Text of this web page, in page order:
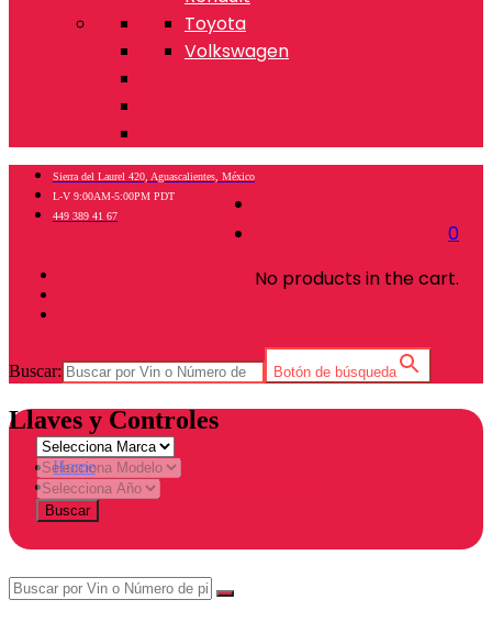
Toyota
Volkswagen
0
No products in the cart.
Sierra del Laurel 420, Aguascalientes, México
L-V 9:00AM-5:00PM PDT
449 389 41 67
Buscar: Botón de búsqueda
Llaves y Controles
Home
Products tagged “Controles con Chip”
Buscar